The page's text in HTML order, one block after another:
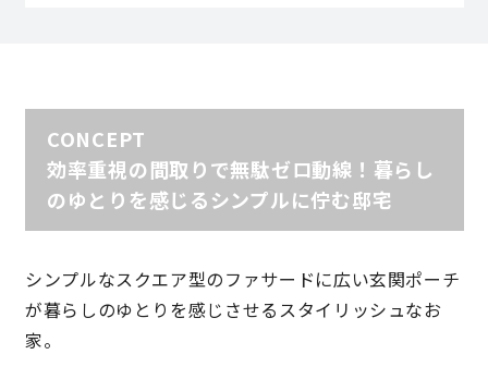
理想の暮らしを引き出すデザイン力
身体に優しい自然素材の家
CONCEPT
効率重視の間取りで無駄ゼロ動線！暮らし
のゆとりを感じるシンプルに佇む邸宅
シンプルなスクエア型のファサードに広い玄関ポーチ
が暮らしのゆとりを感じさせるスタイリッシュなお
家。